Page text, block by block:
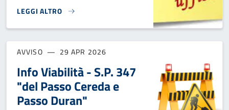
LEGGI ALTRO
CHIUSURA UFFICI COMUNALI SEDI DI FUSINE E FORNO -
AVVISO 29 APR 2026
Info Viabilità - S.P. 347
"del Passo Cereda e
Passo Duran"